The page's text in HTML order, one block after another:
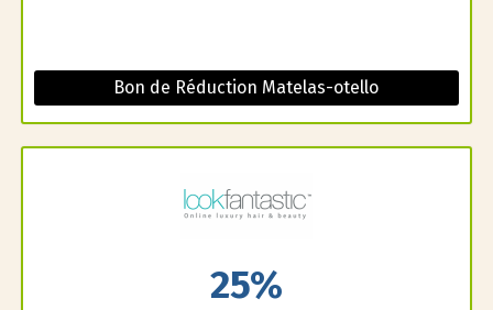
Bon de Réduction Matelas-otello
25%